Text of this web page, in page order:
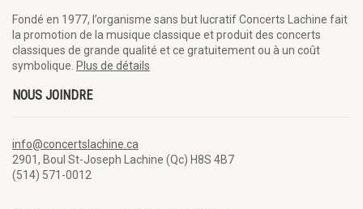
Fondé en 1977, l’organisme sans but lucratif Concerts Lachine fait
la promotion de la musique classique et produit des concerts
classiques de grande qualité et ce gratuitement ou à un coût
symbolique. Plus de détails
NOUS JOINDRE
info@concertslachine.ca
2901, Boul St-Joseph Lachine (Qc) H8S 4B7
(514) 571-0012